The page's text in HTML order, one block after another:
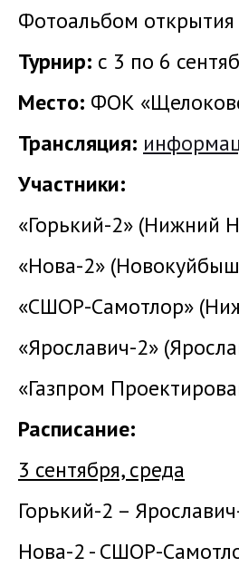
Фотоальбом открытия
Турнир: с 3 по 6
Место: ФОК
Трансляция:
Участники:
«Горький-2» (Нижний
«Нова-2»
«СШОР-Самотлор»
«Ярославич-2»
«Газпром
Расписание:
3 сентября, среда
Горький-2 –
Нова-2 - СШОР-